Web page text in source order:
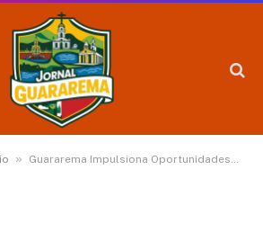
» Guararema Impulsiona Oportunidades com Vagas de Emprego no SAT